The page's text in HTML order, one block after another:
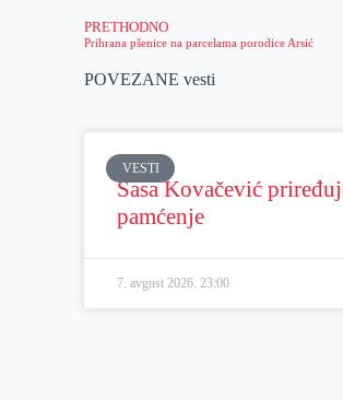
PRETHODNO
Prihrana pšenice na parcelama porodice Arsić
POVEZANE vesti
VESTI
Sasa Kovačević
pamćenje
7. avgust 2026. 23:00